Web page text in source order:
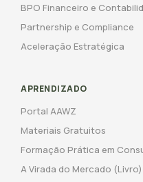
BPO Financeiro e
Partnership e Compliance
Aceleração Estratégica
APRENDIZADO
Portal AAWZ
Materiais Gratuitos
Formação Prática em
A Virada do Mercado (Livro)